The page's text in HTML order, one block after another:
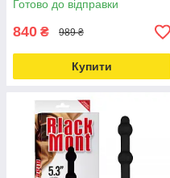
Готово до відправки
840 ₴ 989 ₴
Купити